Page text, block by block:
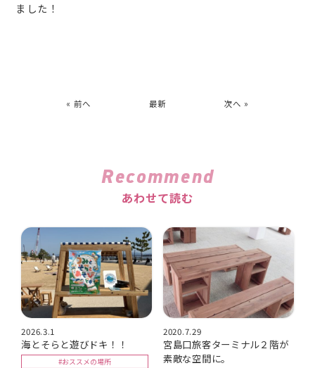
ました！
« 前へ 最新 次へ »
Recommend
あわせて読む
2026.3.1
海とそらと遊びドキ！！
#おススメの場所
2020.7.29
宮島口旅客ターミナル２階が
素敵な空間に。